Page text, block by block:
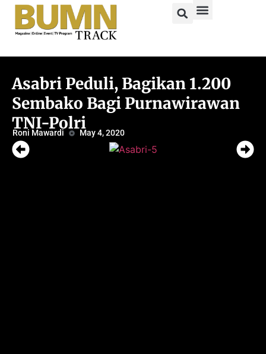
Asabri Peduli, Bagikan 1.200
Sembako Bagi Purnawirawan
TNI-Polri
Roni Mawardi May 4, 2020